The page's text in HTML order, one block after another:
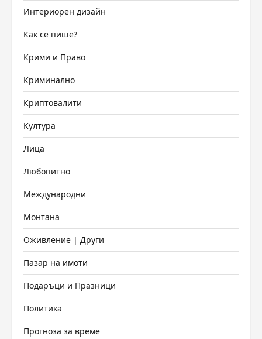
Интериорен дизайн
Как се пише?
Крими и Право
Криминално
Криптовалити
Култура
Лица
Любопитно
Международни
Монтана
Оживление | Други
Пазар на имоти
Подаръци и Празници
Политика
Прогноза за време